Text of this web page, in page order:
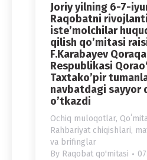
Joriy yilning 6-7-
Raqobatni
iste’molchilar
qilish qo’mitasi
F.Karabayev
Respublikasi
Taxtako’pir
navbatdagi sayyor
o’tkazdi
Ochiq muloqotlar,
Rahbariyat chiqishlari,
va brifinglar
By Raqobat qo'mitasi